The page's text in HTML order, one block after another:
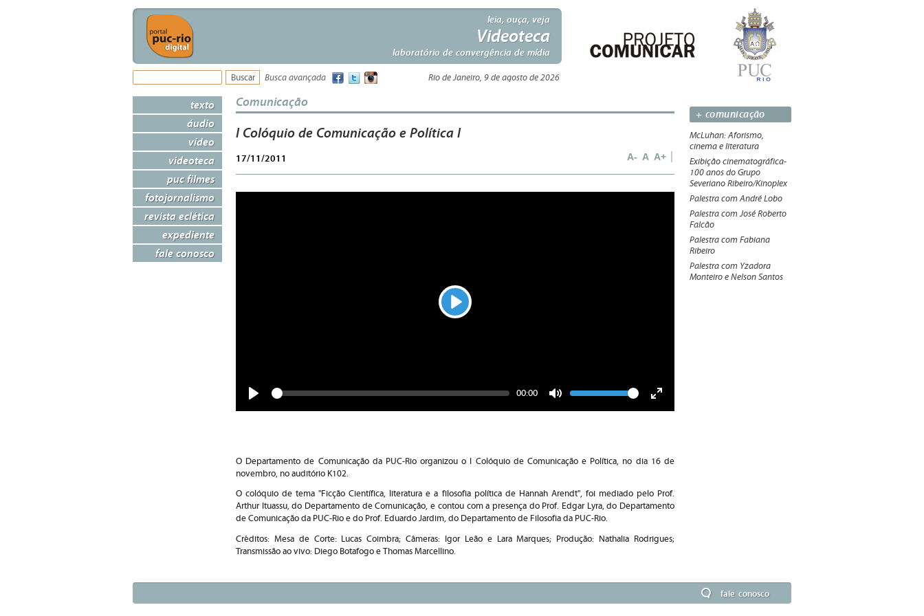
leia, ouça, veja
Videoteca
laboratório de convergência de mídia
Busca avançada Rio de Janeiro, 9 de agosto de 2026
texto
áudio
vídeo
videoteca
puc filmes
fotojornalismo
revista eclética
expediente
fale conosco
Comunicação
I Colóquio de Comunicação e Política I
17/11/2011 A- A A+
Play
Seek
Current
00:00
Volume
O Departamento de Comunicação da PUC-Rio organizou o I Colóquio de Comunicação e Política, no dia 16 de
novembro, no auditório K102.
O colóquio de tema "Ficção Científica, literatura e a filosofia política de Hannah Arendt", foi mediado pelo Prof.
Arthur Ituassu, do Departamento de Comunicação, e contou com a presença do Prof. Edgar Lyra, do Departamento
de Comunicação da PUC-Rio e do Prof. Eduardo Jardim, do Departamento de Filosofia da PUC-Rio.
Créditos: Mesa de Corte: Lucas Coimbra; Câmeras: Igor Leão e Lara Marques; Produção: Nathalia Rodrigues;
Transmissão ao vivo: Diego Botafogo e Thomas Marcellino.
+ comunicação
McLuhan: Aforismo,
cinema e literatura
Exibição cinematográfica-
100 anos do Grupo
Severiano Ribeiro/Kinoplex
Palestra com André Lobo
Palestra com José Roberto
Falcão
Palestra com Fabiana
Ribeiro
Palestra com Yzadora
Monteiro e Nelson Santos
fale conosco